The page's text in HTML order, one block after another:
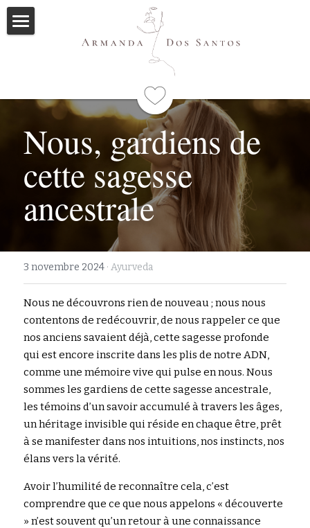
Qui suis-je
Formations
Programme
Immersions
Mes livres
Articles
Me contacter
Rechercher
Nous, gardiens de
cette sagesse
ancestrale
3 novembre 2024 · Ayurveda
Nous ne découvrons rien de nouveau ; nous nous
contentons de redécouvrir, de nous rappeler ce que
nos anciens savaient déjà, cette sagesse profonde
qui est encore inscrite dans les plis de notre ADN,
comme une mémoire vive qui pulse en nous. Nous
sommes les gardiens de cette sagesse ancestrale,
les témoins d’un savoir accumulé à travers les âges,
un héritage invisible qui réside en chaque être, prêt
à se manifester dans nos intuitions, nos instincts, nos
élans vers la vérité.
Avoir l’humilité de reconnaître cela, c’est
comprendre que ce que nous appelons « découverte
» n’est souvent qu’un retour à une connaissance